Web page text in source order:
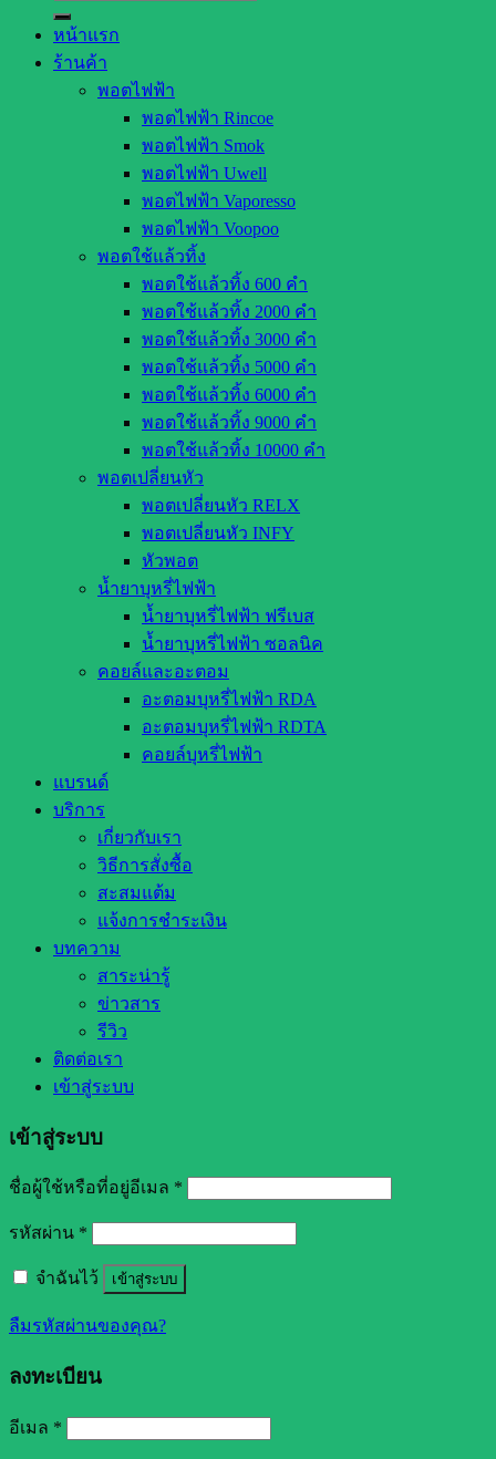
หน้าแรก
ร้านค้า
พอตไฟฟ้า
พอตไฟฟ้า Rincoe
พอตไฟฟ้า Smok
พอตไฟฟ้า Uwell
พอตไฟฟ้า Vaporesso
พอตไฟฟ้า Voopoo
พอตใช้แล้วทิ้ง
พอตใช้แล้วทิ้ง 600 คำ
พอตใช้แล้วทิ้ง 2000 คำ
พอตใช้แล้วทิ้ง 3000 คำ
พอตใช้แล้วทิ้ง 5000 คำ
พอตใช้แล้วทิ้ง 6000 คำ
พอตใช้แล้วทิ้ง 9000 คำ
พอตใช้แล้วทิ้ง 10000 คำ
พอตเปลี่ยนหัว
พอตเปลี่ยนหัว RELX
พอตเปลี่ยนหัว INFY
หัวพอต
น้ำยาบุหรี่ไฟฟ้า
น้ำยาบุหรี่ไฟฟ้า ฟรีเบส
น้ำยาบุหรี่ไฟฟ้า ซอลนิค
คอยล์และอะตอม
อะตอมบุหรี่ไฟฟ้า RDA
อะตอมบุหรี่ไฟฟ้า RDTA
คอยล์บุหรี่ไฟฟ้า
แบรนด์
บริการ
เกี่ยวกับเรา
วิธีการสั่งซื้อ
สะสมแต้ม
แจ้งการชำระเงิน
บทความ
สาระน่ารู้
ข่าวสาร
รีวิว
ติดต่อเรา
เข้าสู่ระบบ
เข้าสู่ระบบ
ชื่อผู้ใช้หรือที่อยู่อีเมล *
รหัสผ่าน *
จำฉันไว้ เข้าสู่ระบบ
ลืมรหัสผ่านของคุณ?
ลงทะเบียน
อีเมล *